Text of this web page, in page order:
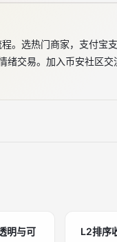
。选热门商家，支付宝
交易。加入币安社区
明与可
L2排序